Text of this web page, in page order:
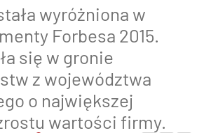
wyróżniona w
Forbesa 2015.
się w gronie
z województwa
o największej
wartości firmy.